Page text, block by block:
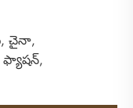
చైనా,
ఫ్యాషన్,